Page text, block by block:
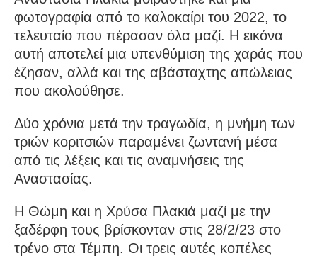
φωτογραφία από το καλοκαίρι του 2022, το
τελευταίο που πέρασαν όλα μαζί. Η εικόνα
αυτή αποτελεί μια υπενθύμιση της χαράς που
έζησαν, αλλά και της αβάσταχτης απώλειας
που ακολούθησε.
Δύο χρόνια μετά την τραγωδία, η μνήμη των
τριών κοριτσιών παραμένει ζωντανή μέσα
από τις λέξεις και τις αναμνήσεις της
Αναστασίας.
Η Θώμη και η Χρύσα Πλακιά μαζί με την
ξαδέρφη τους βρίσκονταν στις 28/2/23 στο
τρένο στα Τέμπη. Οι τρεις αυτές κοπέλες